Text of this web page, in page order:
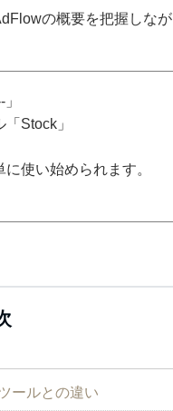
の概要を把握しな
Stock」
使い始められます。
ールとの違い